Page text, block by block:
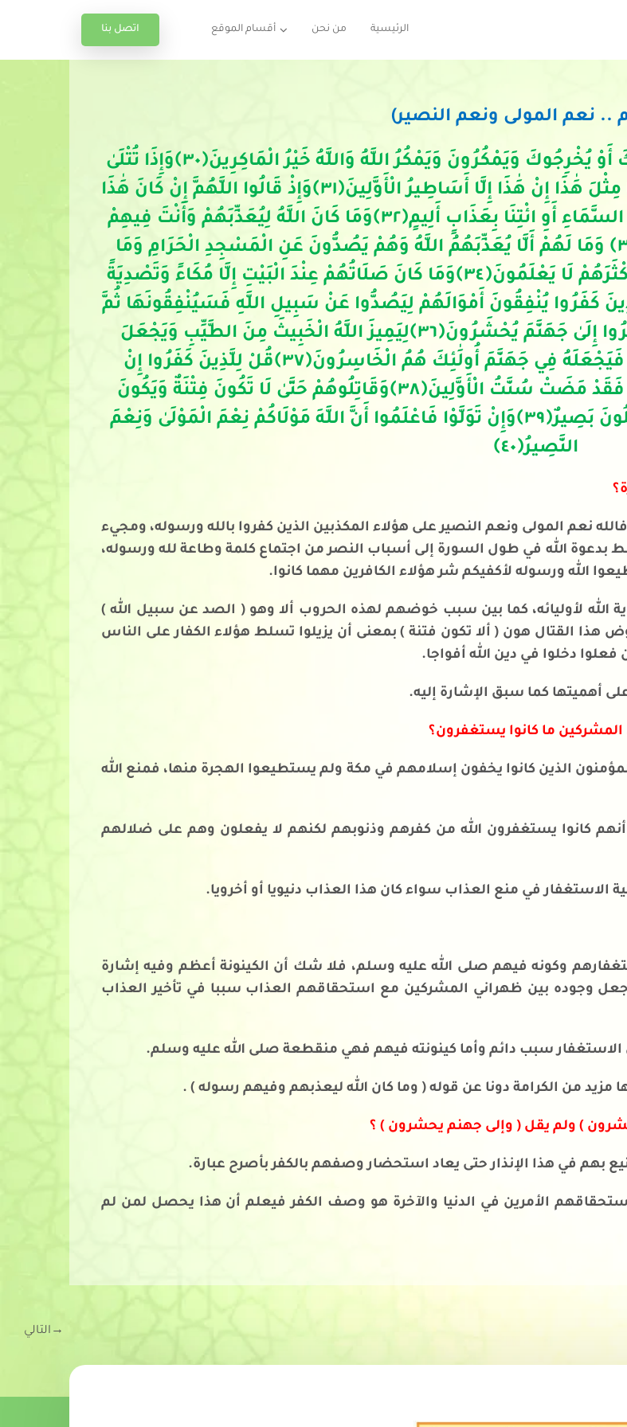
اتصل بنا الرئيسية من نحن أقسام الموقع
.. نعم المولى ونعم النصير)
أَوْ يُخْرِجُوكَ وَيَمْكُرُونَ وَيَمْكُرُ اللَّهُ وَاللَّهُ خَيْرُ الْمَاكِرِينَ﴿٣٠﴾وَإِذَا تُتْلَىٰ
هَٰذَا إِنْ هَٰذَا إِلَّا أَسَاطِيرُ الْأَوَّلِينَ﴿٣١﴾وَإِذْ قَالُوا اللَّهُمَّ إِنْ كَانَ هَٰذَا
أَوِ ائْتِنَا بِعَذَابٍ أَلِيمٍ﴿٣٢﴾وَمَا كَانَ اللَّهُ لِيُعَذِّبَهُمْ وَأَنْتَ فِيهِمْ
﴾ وَمَا لَهُمْ أَلَّا يُعَذِّبَهُمُ اللَّهُ وَهُمْ يَصُدُّونَ عَنِ الْمَسْجِدِ الْحَرَامِ وَمَا
لَا يَعْلَمُونَ﴿٣٤﴾وَمَا كَانَ صَلَاتُهُمْ عِنْدَ الْبَيْتِ إِلَّا مُكَاءً وَتَصْدِيَةً
كَفَرُوا يُنْفِقُونَ أَمْوَالَهُمْ لِيَصُدُّوا عَنْ سَبِيلِ اللَّهِ فَسَيُنْفِقُونَهَا ثُمَّ
إِلَىٰ جَهَنَّمَ يُحْشَرُونَ﴿٣٦﴾لِيَمِيزَ اللَّهُ الْخَبِيثَ مِنَ الطَّيِّبِ وَيَجْعَلَ
فِي جَهَنَّمَ أُولَٰئِكَ هُمُ الْخَاسِرُونَ﴿٣٧﴾قُلْ لِلَّذِينَ كَفَرُوا إِنْ
فَقَدْ مَضَتْ سُنَّتُ الْأَوَّلِينَ﴿٣٨﴾وَقَاتِلُوهُمْ حَتَّىٰ لَا تَكُونَ فِتْنَةٌ وَيَكُونَ
بَصِيرٌ﴿٣٩﴾وَإِنْ تَوَلَّوْا فَاعْلَمُوا أَنَّ اللَّهَ مَوْلَاكُمْ نِعْمَ الْمَوْلَىٰ وَنِعْمَ
النَّصِيرُ﴿٤٠﴾
نعم المولى ونعم النصير على هؤلاء المكذبين الذين كفروا بالله ورسوله، ومجيء
بدعوة الله في طول السورة إلى أسباب النصر من اجتماع كلمة وطاعة لله ورسوله،
الله ورسوله لأكفيكم شر هؤلاء الكافرين مهما كانوا.
الله لأوليائه، كما بين سبب خوضهم لهذه الحروب ألا وهو ( الصد عن سبيل الله )
القتال هون ( ألا تكون فتنة ) بمعنى أن يزيلوا تسلط هؤلاء الكفار على الناس
دخلوا في دين الله أفواجا.
أهميتها كما سبق الإشارة إليه.
ما كانوا يستغفرون؟
الذين كانوا يخفون إسلامهم في مكة ولم يستطيعوا الهجرة منها، فمنع الله
أنهم كانوا يستغفرون الله من كفرهم وذنوبهم لكنهم لا يفعلون وهم على ضلالهم
الاستغفار في منع العذاب سواء كان هذا العذاب دنيويا أو أخرويا.
وكونه فيهم صلى الله عليه وسلم، فلا شك أن الكينونة أعظم وفيه إشارة
وجوده بين ظهراني المشركين مع استحقاقهم العذاب سببا في تأخير العذاب
الاستغفار سبب دائم وأما كينونته فيهم فهي منقطعة صلى الله عليه وسلم.
من الكرامة دونا عن قوله ( وما كان الله ليعذبهم وفيهم رسوله ) .
) ولم يقل ( وإلى جهنم يحشرون ) ؟
بهم في هذا الإنذار حتى يعاد استحضار وصفهم بالكفر بأصرح عبارة.
الأمرين في الدنيا والآخرة هو وصف الكفر فيعلم أن هذا يحصل لمن لم
→ التالي